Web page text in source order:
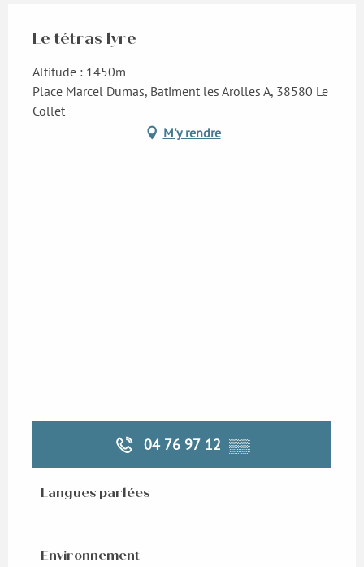
Le tétras lyre
Altitude : 1450m
Place Marcel Dumas, Batiment les Arolles A, 38580 Le
Collet
M'y rendre
04 76 97 12 ▒▒
Langues parlées
Langues parlées
Environnement
Environnement